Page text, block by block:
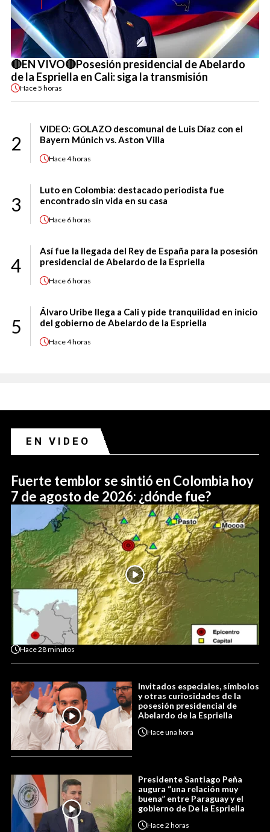
🔴EN VIVO🔴Posesión presidencial de Abelardo
de la Espriella en Cali: siga la transmisión
Hace5 horas
2
VIDEO: GOLAZO descomunal de Luis Díaz con el
Bayern Múnich vs. Aston Villa
Hace4 horas
3
Luto en Colombia: destacado periodista fue
encontrado sin vida en su casa
Hace 6 horas
4
Así fue la llegada del Rey de España para la posesión
presidencial de Abelardo de la Espriella
Hace 6 horas
5
Álvaro Uribe llega a Cali y pide tranquilidad en inicio
del gobierno de Abelardo de la Espriella
Hace4 horas
EN VIDEO
Fuerte temblor se sintió en Colombia hoy
7 de agosto de 2026: ¿dónde fue?
Hace28 minutos
Invitados especiales, símbolos
y otras curiosidades de la
posesión presidencial de
Abelardo de la Espriella
Haceuna hora
Presidente Santiago Peña
augura “una relación muy
buena” entre Paraguay y el
gobierno de De la Espriella
Hace2 horas